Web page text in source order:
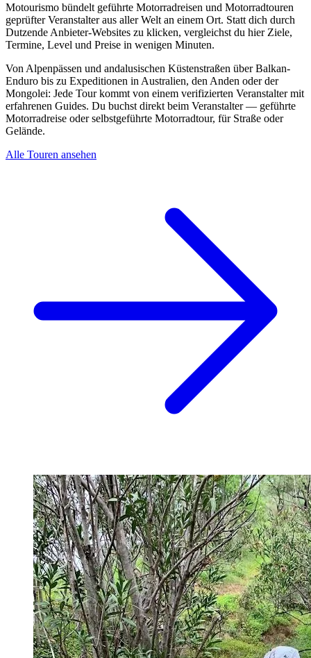
Motourismo bündelt geführte Motorradreisen und Motorradtouren
geprüfter Veranstalter aus aller Welt an einem Ort. Statt dich durch
Dutzende Anbieter-Websites zu klicken, vergleichst du hier Ziele,
Termine, Level und Preise in wenigen Minuten.
Von Alpenpässen und andalusischen Küstenstraßen über Balkan-
Enduro bis zu Expeditionen in Australien, den Anden oder der
Mongolei: Jede Tour kommt von einem verifizierten Veranstalter mit
erfahrenen Guides. Du buchst direkt beim Veranstalter — geführte
Motorradreise oder selbstgeführte Motorradtour, für Straße oder
Gelände.
Alle Touren ansehen